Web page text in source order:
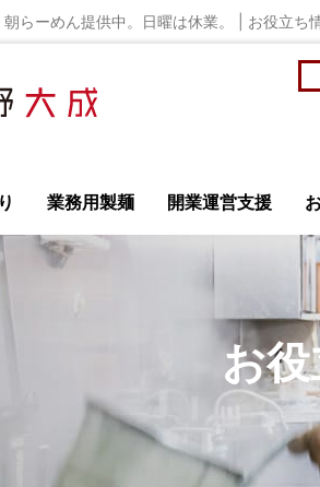
らーめん提供中。日曜は休業。 | お役立ち
業務用製麺 開業運営支援
メン店の開業を
スープに合う個性
式オンラインショップ
お